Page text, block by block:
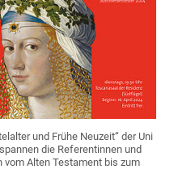
und Frühe Neuzeit“ der Uni
die Referentinnen und
vom Alten Testament bis zum